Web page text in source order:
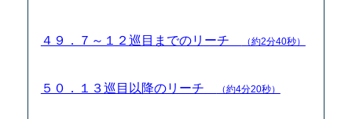
４９．７～１２巡目までのリーチ （約2分40秒）
５０．１３巡目以降のリーチ （約4分20秒）